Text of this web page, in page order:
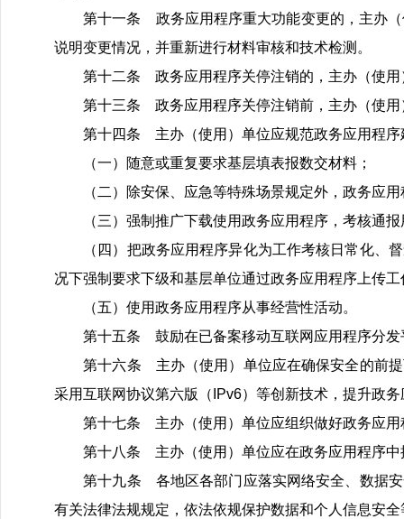
第十一条 政务应用程序重大功能变更的，主办（
说明变更情况，并重新进行材料审核和技术检测。
第十二条 政务应用程序关停注销的，主办（使用
第十三条 政务应用程序关停注销前，主办（使用
第十四条 主办（使用）单位应规范政务应用程序
（一）随意或重复要求基层填表报数交材料；
（二）除安保、应急等特殊场景规定外，政务应用
（三）强制推广下载使用政务应用程序，考核通报
（四）把政务应用程序异化为工作考核日常化、督
况下强制要求下级和基层单位通过政务应用程序上传
（五）使用政务应用程序从事经营性活动。
第十五条 鼓励在已备案移动互联网应用程序分发
第十六条 主办（使用）单位应在确保安全的前提
采用互联网协议第六版（IPv6）等创新技术，提升政
第十七条 主办（使用）单位应组织做好政务应用
第十八条 主办（使用）单位应在政务应用程序中
第十九条 各地区各部门应落实网络安全、数据安
有关法律法规规定，依法依规保护数据和个人信息安全